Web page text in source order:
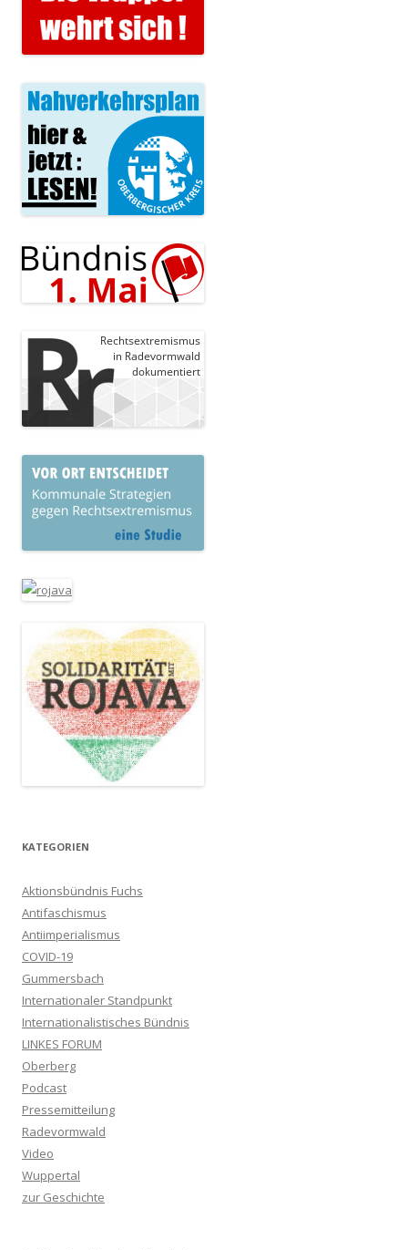
KATEGORIEN
Aktionsbündnis Fuchs
Antifaschismus
Antiimperialismus
COVID-19
Gummersbach
Internationaler Standpunkt
Internationalistisches Bündnis
LINKES FORUM
Oberberg
Podcast
Pressemitteilung
Radevormwald
Video
Wuppertal
zur Geschichte